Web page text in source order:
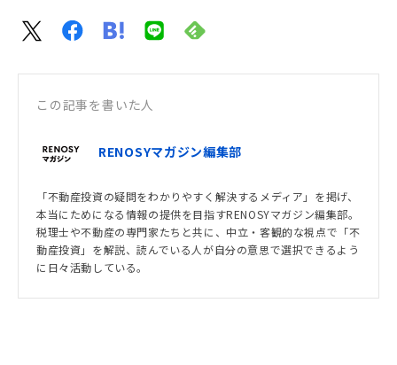
この記事を書いた人
RENOSYマガジン編集部
「不動産投資の疑問をわかりやすく解決するメディア」を掲げ、
本当にためになる情報の提供を目指すRENOSYマガジン編集部。
税理士や不動産の専門家たちと共に、中立・客観的な視点で「不
動産投資」を解説、読んでいる人が自分の意思で選択できるよう
に日々活動している。